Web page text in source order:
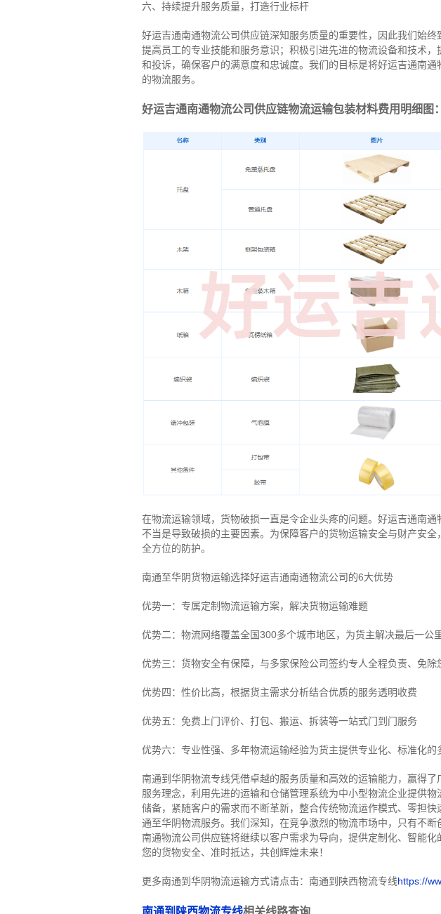
六、持续提升服务质量，打造行业标杆
好运吉通南通物流公司供应链深知服务质量的重要性，因此我们始
提高员工的专业技能和服务意识；积极引进先进的物流设备和技术
和投诉，确保客户的满意度和忠诚度。我们的目标是将好运吉通南
的物流服务。
好运吉通南通物流公司供应链物流运输包装材料费用明细图：
在物流运输领域，货物破损一直是令企业头疼的问题。好运吉通南
不当是导致破损的主要因素。为保障客户的货物运输安全与财产安
全方位的防护。
南通至华阴货物运输选择好运吉通南通物流公司的6大优势
优势一：专属定制物流运输方案，解决货物运输难题
优势二：物流网络覆盖全国300多个城市地区，为货主解决最后一公
优势三：货物安全有保障，与多家保险公司签约专人全程负责、免除
优势四：性价比高，根据货主需求分析结合优质的服务透明收费
优势五：免费上门评价、打包、搬运、拆装等一站式门到门服务
优势六：专业性强、多年物流运输经验为货主提供专业化、标准化的
南通到华阴物流专线凭借卓越的服务质量和高效的运输能力，赢得了
服务理念，利用先进的运输和仓储管理系统为中小型物流企业提供
储备，紧随客户的需求而不断革新，整合传统物流运作模式、零担
通至华阴物流服务。 我们深知，在竞争激烈的物流市场中，只有不断
南通物流公司供应链将继续以客户需求为导向，提供定制化、智能
您的货物安全、准时抵达，共创辉煌未来！
更多南通到华阴物流运输方式请点击：南通到陕西物流专线https://